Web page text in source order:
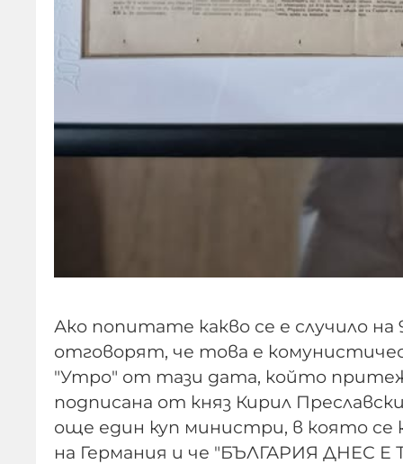
Ако попитате какво се е случило
отговорят, че това е
"Утро" от тази дата, който
подписана от княз Кирил
още един куп министри, в която се
на Германия и че "БЪЛГАРИЯ